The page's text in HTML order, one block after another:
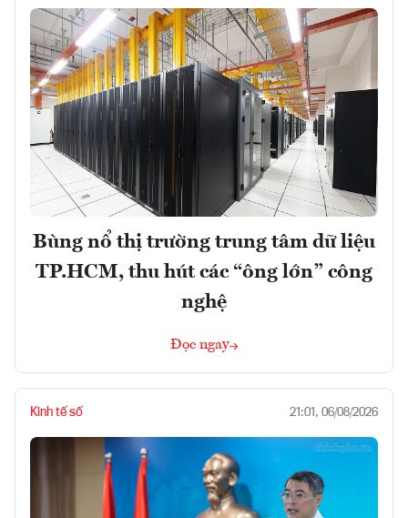
Bùng nổ thị trường trung tâm dữ liệu
TP.HCM, thu hút các “ông lớn” công
nghệ
Đọc ngay
Kinh tế số 21:01, 06/08/2026